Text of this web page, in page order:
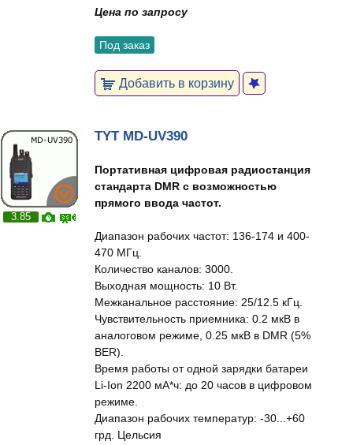
Цена по запросу
Под заказ
Добавить в корзину
3.85
TYT MD-UV390
Портативная цифровая радиостанция
стандарта DMR с возможностью
прямого ввода частот.
Диапазон рабочих частот: 136-174 и 400-
470 МГц.
Количество каналов: 3000.
Выходная мощность: 10 Вт.
Межканальное расстояние: 25/12.5 кГц.
Чувствительность приемника: 0.2 мкВ в
аналоговом режиме, 0.25 мкВ в DMR (5%
BER).
Время работы от одной зарядки батареи
Li-Ion 2200 мА*ч: до 20 часов в цифровом
режиме.
Диапазон рабочих температур: -30...+60
грд. Цельсия